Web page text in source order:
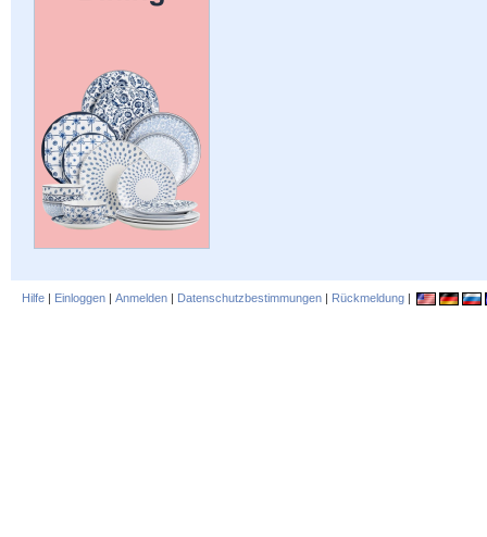
Hilfe | Einloggen | Anmelden | Datenschutzbestimmungen | Rückmeldung |